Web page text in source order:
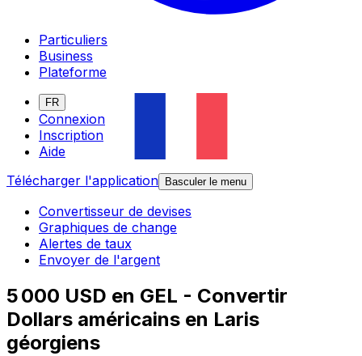
Particuliers
Business
Plateforme
FR
Connexion
Inscription
Aide
Télécharger l'application
Basculer le menu
Convertisseur de devises
Graphiques de change
Alertes de taux
Envoyer de l'argent
5 000 USD en GEL - Convertir
Dollars américains en Laris
géorgiens